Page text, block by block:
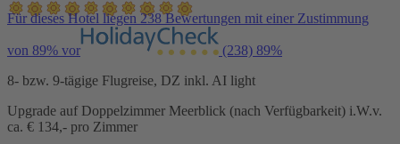
Für dieses Hotel liegen 238 Bewertungen mit einer Zustimmung
von 89% vor (238) 89%
8- bzw. 9-tägige Flugreise, DZ inkl. AI light
Upgrade auf Doppelzimmer Meerblick (nach Verfügbarkeit) i.W.v.
ca. € 134,- pro Zimmer